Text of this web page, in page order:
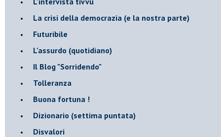
La crisi della democrazia (e la nostra parte)
Futuribile
L'assurdo (quotidiano)
Il Blog "Sorridendo"
Tolleranza
Buona fortuna !
​Dizionario (settima puntata)
Disvalori